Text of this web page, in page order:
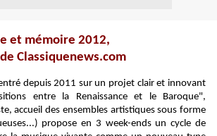
et mémoire 2012,
Classiquenews.com
depuis 2011 sur un projet clair et innovant
entre la Renaissance et le Baroque",
accueil des ensembles artistiques sous forme
propose en 3 week-ends un cycle de